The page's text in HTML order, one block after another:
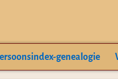
genealogie